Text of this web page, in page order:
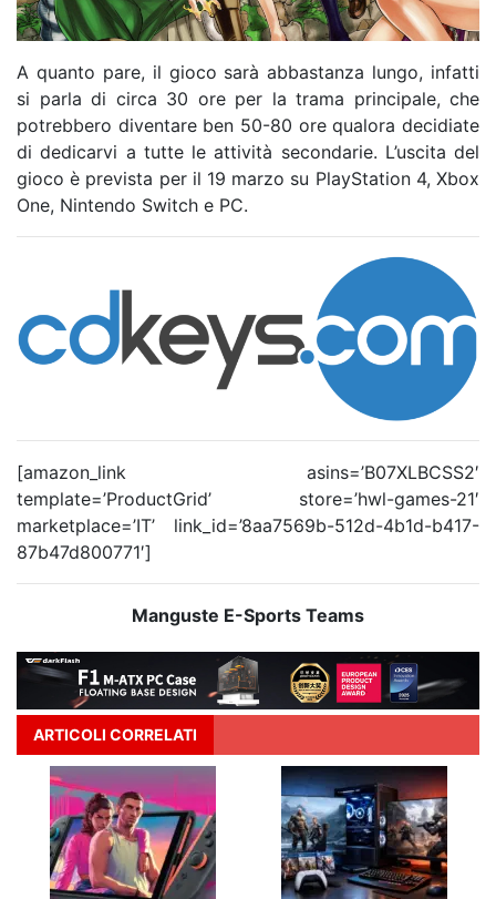
A quanto pare, il gioco sarà abbastanza lungo, infatti
si parla di circa 30 ore per la trama principale, che
potrebbero diventare ben 50-80 ore qualora decidiate
di dedicarvi a tutte le attività secondarie. L’uscita del
gioco è prevista per il 19 marzo su PlayStation 4, Xbox
One, Nintendo Switch e PC.
[amazon_link asins=’B07XLBCSS2′
template=’ProductGrid’ store=’hwl-games-21′
marketplace=’IT’ link_id=’8aa7569b-512d-4b1d-b417-
87b47d800771′]
Manguste E-Sports Teams
ARTICOLI CORRELATI